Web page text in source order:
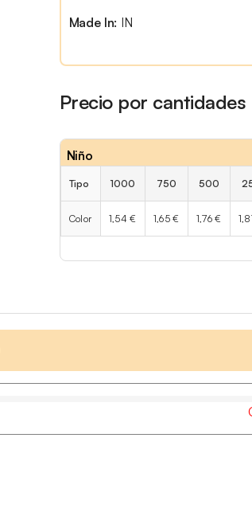
Made In: IN
Precio por cantidades
Niño
Tipo 1000 750 500
Color 1,54 € 1,65 € 1,76 €